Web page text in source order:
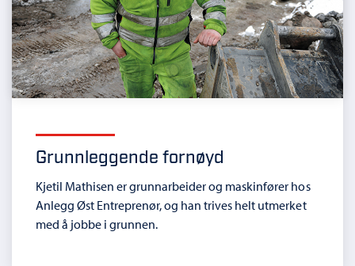
Grunnleggende fornøyd
Kjetil Mathisen er grunnarbeider og maskinfører hos
Anlegg Øst Entreprenør, og han trives helt utmerket
med å jobbe i grunnen.